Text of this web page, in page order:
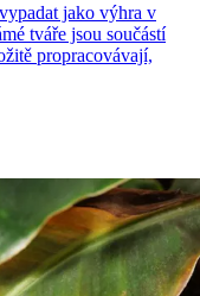
jako výhra v
tváře jsou součástí
propracovávají,